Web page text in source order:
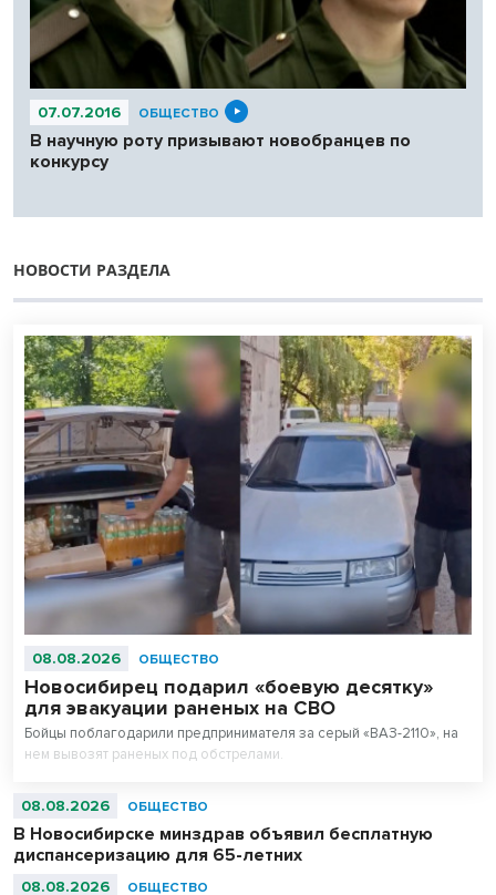
07.07.2016 ОБЩЕСТВО
В научную роту призывают новобранцев по
конкурсу
НОВОСТИ РАЗДЕЛА
08.08.2026 ОБЩЕСТВО
Новосибирец подарил «боевую десятку»
для эвакуации раненых на СВО
Бойцы поблагодарили предпринимателя за серый «ВАЗ-2110», на
нем вывозят раненых под обстрелами.
08.08.2026 ОБЩЕСТВО
В Новосибирске минздрав объявил бесплатную
диспансеризацию для 65-летних
08.08.2026 ОБЩЕСТВО